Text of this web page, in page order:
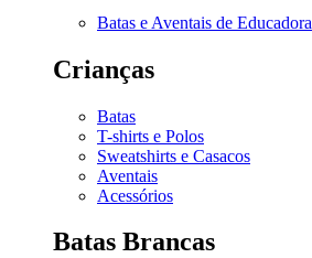
Batas e Aventais de Educadora
Crianças
Batas
T-shirts e Polos
Sweatshirts e Casacos
Aventais
Acessórios
Batas Brancas